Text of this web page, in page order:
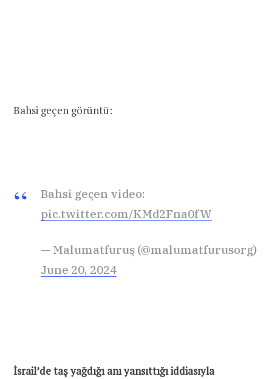
Bahsi geçen görüntü:
Bahsi geçen video:
pic.twitter.com/KMd2Fna0fW
— Malumatfuruş (@malumatfurusorg)
June 20, 2024
İsrail’de taş yağdığı anı yansıttığı iddiasıyla